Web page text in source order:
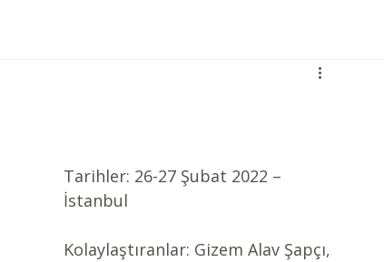
Tarihler: 26-27 Şubat 2022 –
İstanbul
Kolaylaştıranlar: Gizem Alav Şapçı,